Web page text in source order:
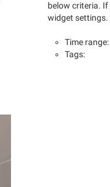
below criteria.
widget settings.
Time
Tags: